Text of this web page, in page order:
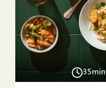
35min